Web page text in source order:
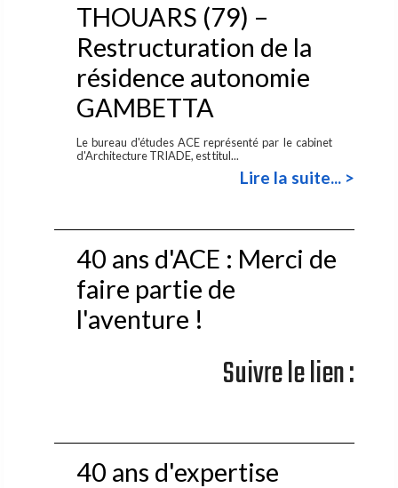
THOUARS (79) –
Restructuration de la
résidence autonomie
GAMBETTA
Le bureau d'études ACE représenté par le cabinet
d'Architecture TRIADE, est titul...
Lire la suite... >
40 ans d'ACE : Merci de
faire partie de
l'aventure !
Suivre le lien :
40 ans d'expertise